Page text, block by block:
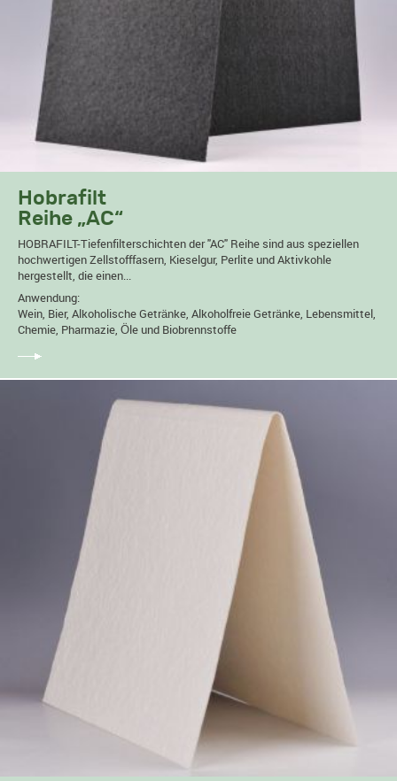
Hobrafilt
Reihe „AC“
HOBRAFILT-Tiefenfilterschichten der "AC" Reihe sind aus speziellen
hochwertigen Zellstofffasern, Kieselgur, Perlite und Aktivkohle
hergestellt, die einen...
Anwendung:
Wein, Bier, Alkoholische Getränke, Alkoholfreie Getränke, Lebensmittel,
Chemie, Pharmazie, Öle und Biobrennstoffe